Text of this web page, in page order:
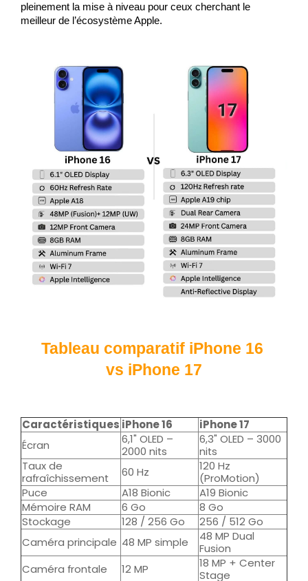
pleinement la mise à niveau pour ceux cherchant le
meilleur de l’écosystème Apple.
Tableau comparatif iPhone 16
vs iPhone 17
Caractéristiques iPhone 16
iPhone 17
Écran
6,1" OLED –
2000 nits
6,3" OLED – 3000
nits
Taux de
rafraîchissement
60 Hz
120 Hz
(ProMotion)
Puce
A18 Bionic
A19 Bionic
Mémoire RAM
6 Go
8 Go
Stockage
128 / 256 Go
256 / 512 Go
Caméra principale 48 MP simple
48 MP Dual
Fusion
Caméra frontale
12 MP
18 MP + Center
Stage